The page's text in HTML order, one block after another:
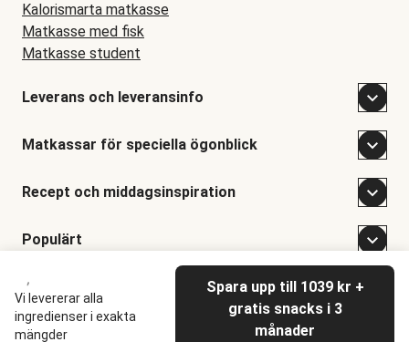
Vi levererar alla
ingredienser i exakta
mängder
Spara upp till 1039 kr +
gratis snacks i 3
månader
Hellofresh2026
Kalorismarta matkasse
Matkasse med fisk
Matkasse student
Leverans och leveransinfo
Matkassar för speciella ögonblick
Recept och middagsinspiration
Populärt